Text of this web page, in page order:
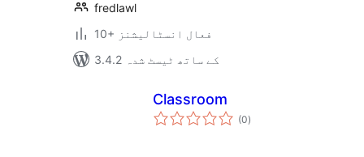
fredlawl
10+ فعال انسٹالیشنز
3.4.2 کے ساتھ ٹیسٹ شدہ
Classroom
(0مجموعی
درجہ
)